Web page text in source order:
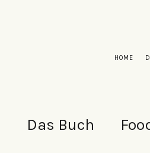
HOME
Das Buch